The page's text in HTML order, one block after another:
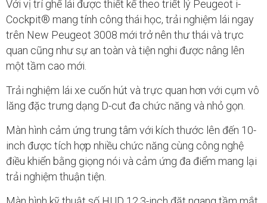
Với vị trí ghế lái được thiết kế theo triết lý Peugeot i-
Cockpit® mang tính công thái học, trải nghiệm lái ngay
trên New Peugeot 3008 mới trở nên thư thái và trực
quan cũng như sự an toàn và tiện nghi được nâng lên
một tầm cao mới.
Trải nghiệm lái xe cuốn hút và trực quan hơn với cụm vô
lăng đặc trưng dạng D-cut đa chức năng và nhỏ gọn.
Màn hình cảm ứng trung tâm với kích thước lên đến 10-
inch được tích hợp nhiều chức năng cùng công nghệ
điều khiển bằng giọng nói và cảm ứng đa điểm mang lại
trải nghiệm thuận tiện.